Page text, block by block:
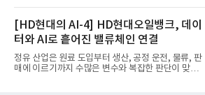
벌 표준이다. 특히 미세
마트 건설 현장 구현을 앞당기고 있다.HD현대사이트
솔루션은 최근 스위스 건설 현장에서 무인 자율 굴착
기를 투입했다. 실제 공사를 진행한 것은 처음으로, 건
설장비 자율화 기술의 새로운 이정표를 제시했다.이
번에 투입된 무인 자율 굴착기는 유럽 대형 건설그룹
키바그(KIBAG)의 스위스 투겐 지역 건설 프로젝트에
서 깊이 3m, 폭 12m, 길이 1km 규모의 토목 공사를
[HD현대의 AI-4] HD현대오일뱅크, 데이
터와 AI로 흩어진 밸류체인 연결
정유 산업은 원료 도입부터 생산, 공정 운전, 물류, 판
매에 이르기까지 수많은 변수와 복잡한 판단이 맞물